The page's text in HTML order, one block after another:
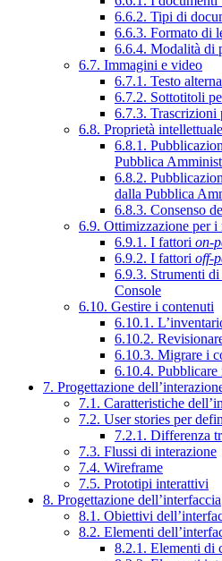
6.6.2. Tipi di
6.6.3. Formato di
6.6.4. Modalità di
6.7. Immagini e video
6.7.1. Testo
6.7.2. Sottotitoli
6.7.3. Trascrizioni
6.8. Proprietà
6.8.1.
Pubblica
6.8.2.
dalla Pubblica
6.8.3. Consenso
6.9. Ottimizzazione per
6.9.1. I fattori on-
6.9.2. I fattori off-
6.9.3. Strumenti
Console
6.10. Gestire i contenuti
6.10.1.
6.10.2.
6.10.3. Migrare i
6.10.4. Pubblicare
7. Progettazione
7.1. Caratteristiche
7.2. User stories per
7.2.1. Differenza
7.3. Flussi di interazione
7.4. Wireframe
7.5. Prototipi interattivi
8. Progettazione dell’interfaccia
8.1. Obiettivi
8.2. Elementi
8.2.1. Elementi di